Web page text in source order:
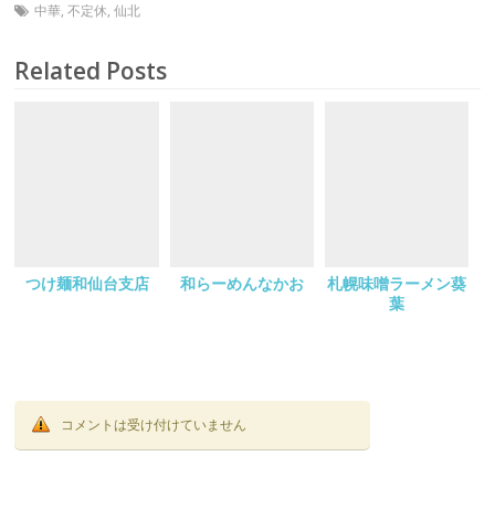
中華,不定休,仙北
Related Posts
つけ麺和仙台支店 和らーめんなかお
札幌味噌ラーメン葵
葉
コメントは受け付けていません